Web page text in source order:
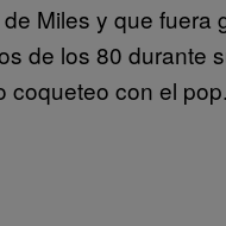
Miles y que fuera
de los 80 durante
coqueteo con el pop.